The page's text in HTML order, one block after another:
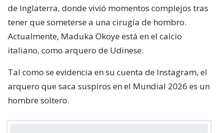
de Inglaterra, donde vivió momentos complejos tras
tener que someterse a una cirugía de hombro.
Actualmente, Maduka Okoye está en el calcio
italiano, como arquero de Udinese.
Tal como se evidencia en su cuenta de Instagram, el
arquero que saca suspiros en el Mundial 2026 es un
hombre soltero.